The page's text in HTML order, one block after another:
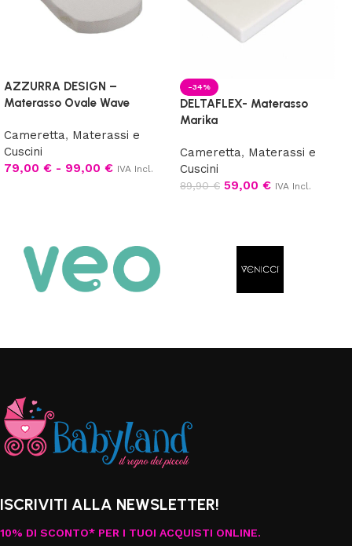
AZZURRA DESIGN –
Materasso Ovale Wave
Cameretta, Materassi e
Cuscini
79,00 € - 99,00 € IVA Incl.
-34%
DELTAFLEX- Materasso
Marika
Cameretta, Materassi e
Cuscini
89,90€ 59,00 € IVA Incl.
ISCRIVITI ALLA NEWSLETTER!
10% DI SCONTO* PER I TUOI ACQUISTI ONLINE.